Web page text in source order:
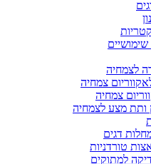
שימושיים
לצמחיה
צמחיה
צמחיה
ותת מצע לצמחיה
דגים
טורדניות
למתוקים